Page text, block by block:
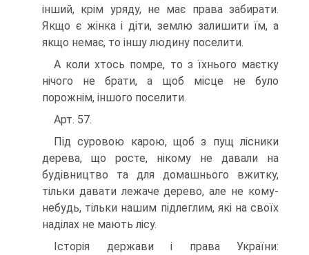
інший, крім уряду, не має права забирати.
Якщо є жінка і діти, землю залишити їм, а
якщо немає, то іншу людину поселити.
A коли хтось помре, то з їхнього маєтку
нічого не брати, а щоб місце не було
порожнім, іншого поселити.
Арт. 57.
Під суровою карою, щоб з пущ лісники
дерева, що росте, нікому не давали на
будівництво та для домашнього вжитку,
тільки давати лежаче дерево, але не кому-
небудь, тільки нашим підлеглим, які на своїх
наділах не мають лісу.
Історія держави і права України: